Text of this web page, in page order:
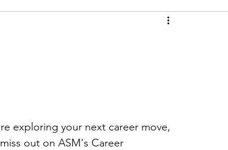
exploring your next career move,
out on ASM's Career